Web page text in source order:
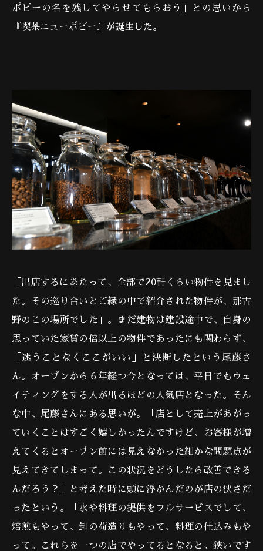
ポピーの名を残してやらせてもらおう」との思いから
『喫茶ニューポピー』が誕生した。
「出店するにあたって、全部で20軒くらい物件を見まし
た。その巡り合いとご縁の中で紹介された物件が、那古
野のこの場所でした」。まだ建物は建設途中で、自身の
思っていた家賃の倍以上の物件であったにも関わらず、
「迷うことなくここがいい」と決断したという尾藤さ
ん。オープンから６年経つ今となっては、平日でもウェ
イティングをする人が出るほどの人気店となった。そん
な中、尾藤さんにある思いが。「店として売上があがっ
ていくことはすごく嬉しかったんですけど、お客様が増
えてくるとオープン前には見えなかった細かな問題点が
見えてきてしまって。この状況をどうしたら改善できる
んだろう？」と考えた時に頭に浮かんだのが店の狭さだ
ったという。「水や料理の提供をフルサービスでして、
焙煎もやって、卸の荷造りもやって、料理の仕込みもや
って。これらを一つの店でやってるとなると、狭いです